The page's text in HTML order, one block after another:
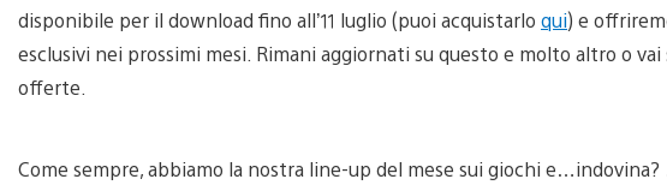
disponibile per il download fino all’11 luglio (puoi acquistarlo qui) e
esclusivi nei prossimi mesi. Rimani aggiornati su questo e molto altro o vai
offerte.
Come sempre, abbiamo la nostra line-up del mese sui giochi